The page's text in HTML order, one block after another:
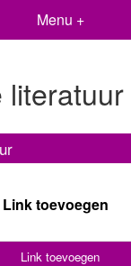
Menu +
literatuur
Link toevoegen
Link toevoegen